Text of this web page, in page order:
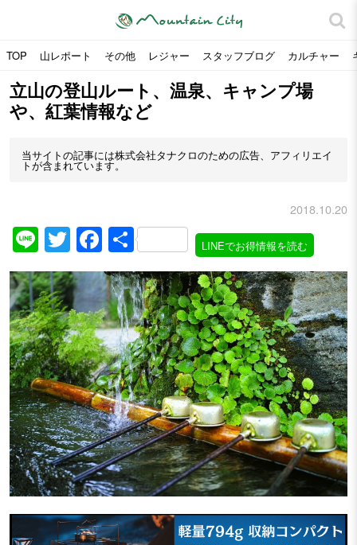
TOP 山レポート その他 レジャー スタッフブログ カルチャー
立山の登山ルート、温泉、キャンプ場
や、紅葉情報など
当サイトの記事には株式会社タナクロのための広告、アフィリエイ
トが含まれています。
2018.10.20
LineTwitter
Facebook
共
有
LINEでお得情報を読む